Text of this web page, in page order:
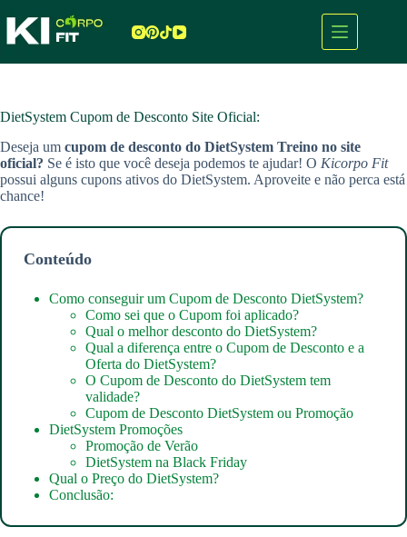
para
DietSystem Cupom de Desconto Site Oficial:
Deseja um cupom de desconto do DietSystem Treino no site
oficial? Se é isto que você deseja podemos te ajudar! O Kicorpo Fit
possui alguns cupons ativos do DietSystem. Aproveite e não perca está
chance!
Conteúdo
Como conseguir um Cupom de Desconto DietSystem?
Como sei que o Cupom foi aplicado?
Qual o melhor desconto do DietSystem?
Qual a diferença entre o Cupom de Desconto e a
Oferta do DietSystem?
O Cupom de Desconto do DietSystem tem
validade?
Cupom de Desconto DietSystem ou Promoção
DietSystem Promoções
Promoção de Verão
DietSystem na Black Friday
Qual o Preço do DietSystem?
Conclusão: